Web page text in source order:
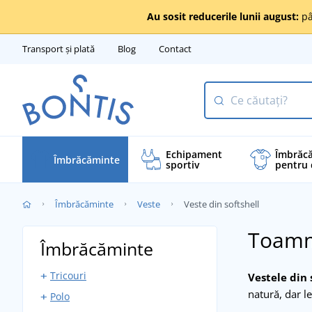
Au sosit reducerile lunii august:
Transport și plată Blog Contact
Îmbrăcăminte Echipament
sportiv pentru
Îmbrăcăminte Veste Veste din softshell
Vestele din
natură, dar
Îmbrăcăminte
Tricouri
Tricouri cu mânecă scurtă
Polo